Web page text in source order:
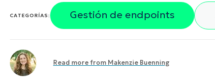
CATEGORÍAS: Gestión de endpoints
Read more from Makenzie Buenning